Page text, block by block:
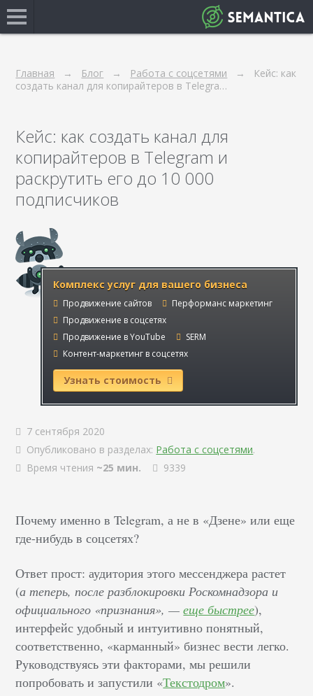
Главная Блог Работа с соцсетями
Кейс: как
создать канал для копирайтеров в Telegra…
Кейс: как создать канал для
копирайтеров в Telegram и
раскрутить его до 10 000
подписчиков
Комплекс услуг для вашего бизнеса
Продвижение сайтов
Перформанс маркетинг
Продвижение в соцсетях
Продвижение в YouTube
SERM
Контент-маркетинг в соцсетях
Узнать стоимость
7 сентября 2020
Опубликовано в разделах: Работа с соцсетями.
Время чтения ~25 мин. 9339
Почему именно в Telegram, а не в «Дзене» или еще
где-нибудь в соцсетях?
Ответ прост: аудитория этого мессенджера растет
(а теперь, после разблокировки Роскомнадзора и
официального «признания», —еще быстрее),
интерфейс удобный и интуитивно понятный,
соответственно, «карманный» бизнес вести легко.
Руководствуясь эти факторами, мы решили
попробовать и запустили «Текстодром».